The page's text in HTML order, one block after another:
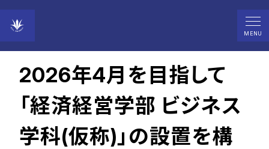
MENU
2024年05月01日
2026年4月を目指して
「経済経営学部 ビジネス
学科(仮称)」の設置を構